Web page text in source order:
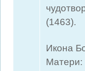
(1463).
Икона
Матери: